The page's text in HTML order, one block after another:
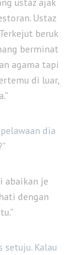
Ustaz
beruk
berminat
agama tapi
di luar,
dia
abaikan je
dengan
setuju. Kalau